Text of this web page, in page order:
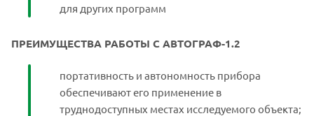
для других программ
ПРЕИМУЩЕСТВА РАБОТЫ С АВТОГРАФ-1.2
портативность и автономность прибора
обеспечивают его применение в
труднодоступных местах исследуемого объекта;